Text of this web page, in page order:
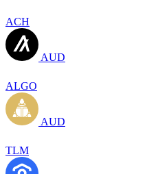
ACH
AUD
ALGO
AUD
TLM